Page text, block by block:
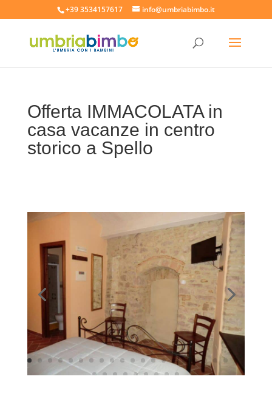
+39 3534157617 info@umbriabimbo.it
Offerta IMMACOLATA in
casa vacanze in centro
storico a Spello